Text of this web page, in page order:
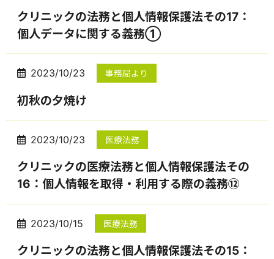
クリニックの法務と個人情報保護法その17：
個人データに関する義務①
2023/10/23 事務局より
初秋の夕焼け
2023/10/23 医療法務
クリニックの医療法務と個人情報保護法その
16：個人情報を取得・利用する際の義務⑫
2023/10/15 医療法務
クリニックの法務と個人情報保護法その15：